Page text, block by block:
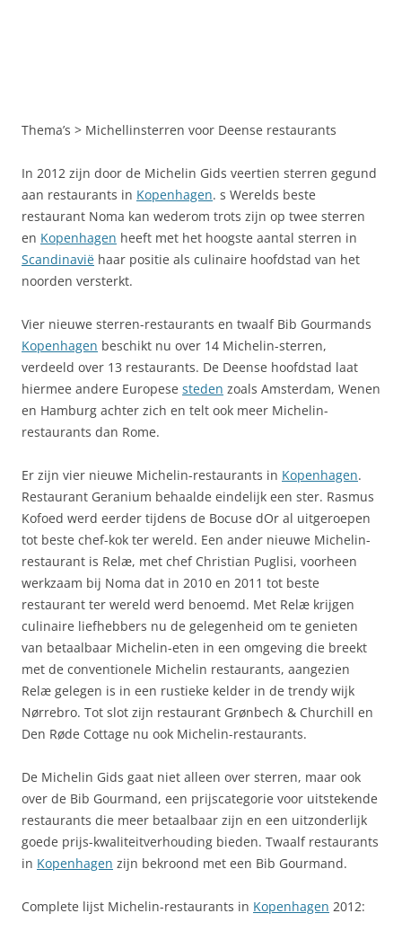
Thema’s > Michellinsterren voor Deense restaurants
In 2012 zijn door de Michelin Gids veertien sterren gegund
aan restaurants in Kopenhagen. s Werelds beste
restaurant Noma kan wederom trots zijn op twee sterren
en Kopenhagen heeft met het hoogste aantal sterren in
Scandinavië haar positie als culinaire hoofdstad van het
noorden versterkt.
Vier nieuwe sterren-restaurants en twaalf Bib Gourmands
Kopenhagen beschikt nu over 14 Michelin-sterren,
verdeeld over 13 restaurants. De Deense hoofdstad laat
hiermee andere Europese steden zoals Amsterdam, Wenen
en Hamburg achter zich en telt ook meer Michelin-
restaurants dan Rome.
Er zijn vier nieuwe Michelin-restaurants in Kopenhagen.
Restaurant Geranium behaalde eindelijk een ster. Rasmus
Kofoed werd eerder tijdens de Bocuse dOr al uitgeroepen
tot beste chef-kok ter wereld. Een ander nieuwe Michelin-
restaurant is Relæ, met chef Christian Puglisi, voorheen
werkzaam bij Noma dat in 2010 en 2011 tot beste
restaurant ter wereld werd benoemd. Met Relæ krijgen
culinaire liefhebbers nu de gelegenheid om te genieten
van betaalbaar Michelin-eten in een omgeving die breekt
met de conventionele Michelin restaurants, aangezien
Relæ gelegen is in een rustieke kelder in de trendy wijk
Nørrebro. Tot slot zijn restaurant Grønbech & Churchill en
Den Røde Cottage nu ook Michelin-restaurants.
De Michelin Gids gaat niet alleen over sterren, maar ook
over de Bib Gourmand, een prijscategorie voor uitstekende
restaurants die meer betaalbaar zijn en een uitzonderlijk
goede prijs-kwaliteitverhouding bieden. Twaalf restaurants
in Kopenhagen zijn bekroond met een Bib Gourmand.
Complete lijst Michelin-restaurants in Kopenhagen 2012: